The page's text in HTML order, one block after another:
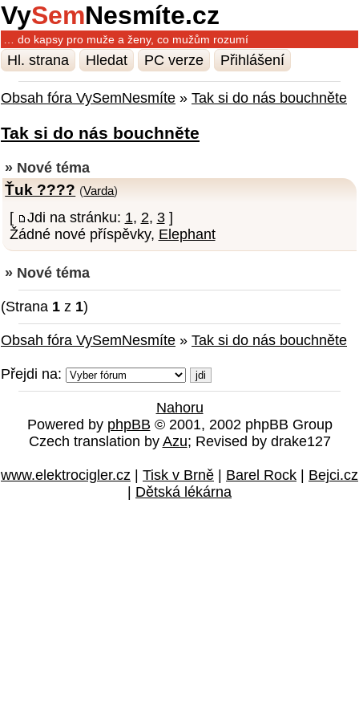
VySemNesmíte.cz
… do kapsy pro muže a ženy, co mužům rozumí
Hl. strana Hledat PC verze Přihlášení
Obsah fóra VySemNesmíte » Tak si do nás bouchněte
Tak si do nás bouchněte
» Nové téma
Ťuk ???? (Varda)
[ Jdi na stránku: 1, 2, 3]
Žádné nové příspěvky, Elephant
» Nové téma
(Strana 1 z 1)
Obsah fóra VySemNesmíte » Tak si do nás bouchněte
Přejdi na:
Nahoru
Powered by phpBB © 2001, 2002 phpBB Group
Czech translation by Azu; Revised by drake127
www.elektrocigler.cz Tisk v Brně Barel Rock
Bejci.cz
Dětská lékárna